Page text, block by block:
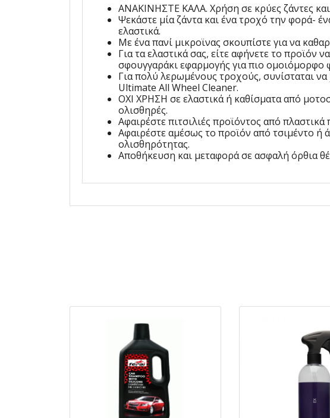
ΑΝΑΚΙΝΗΣΤΕ ΚΑΛΑ. Χρήση σε κρύες ζάντες
Ψεκάστε μία ζάντα και ένα τροχό την φορά-
ελαστικά.
Με ένα πανί μικροϊνας σκουπίστε για να
Για τα ελαστικά σας, είτε αφήνετε το προϊόν
σφουγγαράκι εφαρμογής για πιο ομοιόμορφο
Για πολύ λερωμένους τροχούς, συνίσταται
Ultimate All Wheel Cleaner.
ΟΧΙ ΧΡΗΣΗ σε ελαστικά ή καθίσματα από
ολισθηρές.
Αφαιρέστε πιτσιλιές προϊόντος από
Αφαιρέστε αμέσως το προϊόν από τσιμέντο ή
ολισθηρότητας.
Αποθήκευση και μεταφορά σε ασφαλή όρθια